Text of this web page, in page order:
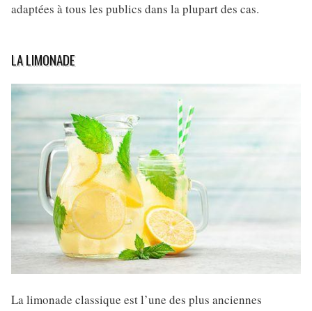
adaptées à tous les publics dans la plupart des cas.
LA LIMONADE
La limonade classique est l’une des plus anciennes